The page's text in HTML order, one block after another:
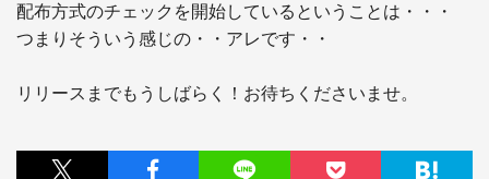
配布方式のチェックを開始しているということは・・・
つまりそういう感じの・・アレです・・
リリースまでもうしばらく！お待ちくださいませ。